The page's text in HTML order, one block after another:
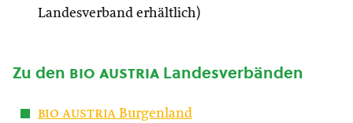
Landesverband erhältlich)
Zu den bio austria Landesverbänden
bio austria Burgenland